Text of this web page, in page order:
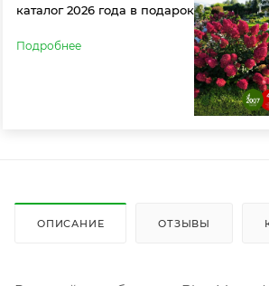
каталог 2026 года в подарок
Подробнее
ОПИСАНИЕ ОТЗЫВЫ